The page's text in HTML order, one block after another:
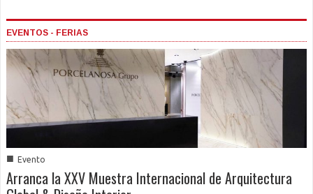
EVENTOS - FERIAS
■ Evento
Arranca la XXV Muestra Internacional de Arquitectura